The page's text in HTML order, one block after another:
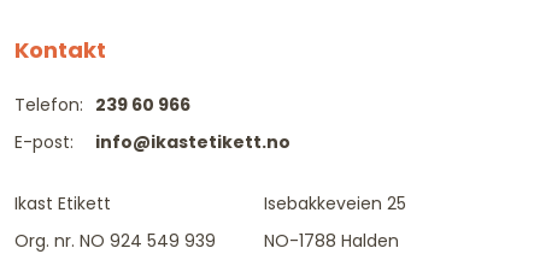
Kontakt
Telefon:
E-post:
239 60 966
info@ikastetikett.no
Ikast Etikett
Org. nr. NO 924 549 939
Isebakkeveien 25
NO-1788 Halden